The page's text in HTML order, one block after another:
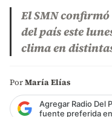
El SMN
del país este
clima en
PorMaría Elías
Agregar Radio Del
fuente preferida